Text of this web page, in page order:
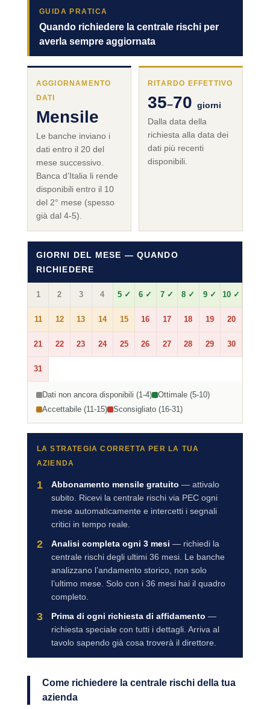
GUIDA PRATICA
Quando richiedere la centrale rischi per
averla sempre aggiornata
AGGIORNAMENTO
DATI
Mensile
Le banche inviano i
dati entro il 20 del
mese successivo.
Banca d’Italia li rende
disponibili entro il 10
del 2° mese (spesso
già dal 4-5).
RITARDO EFFETTIVO
35–70 giorni
Dalla data della
richiesta alla data dei
dati più recenti
disponibili.
GIORNI DEL MESE — QUANDO
RICHIEDERE
1 2 3 4 5 ✓ 6 ✓ 7 ✓ 8 ✓ 9 ✓ 10 ✓
11 12 13 14 15 16 17 18 19 20
21 22 23 24 25 26 27 28 29 30
31
Dati non ancora disponibili (1-4)
Ottimale (5-10)
Accettabile (11-15)
Sconsigliato (16-31)
LA STRATEGIA CORRETTA PER LA TUA
AZIENDA
1 Abbonamento mensile gratuito — attivalo
subito. Ricevi la centrale rischi via PEC ogni
mese automaticamente e intercetti i segnali
critici in tempo reale.
2 Analisi completa ogni 3 mesi — richiedi la
centrale rischi degli ultimi 36 mesi. Le banche
analizzano l’andamento storico, non solo
l’ultimo mese. Solo con i 36 mesi hai il quadro
completo.
3 Prima di ogni richiesta di affidamento —
richiesta speciale con tutti i dettagli. Arriva al
tavolo sapendo già cosa troverà il direttore.
Come richiedere la centrale rischi della tua
azienda